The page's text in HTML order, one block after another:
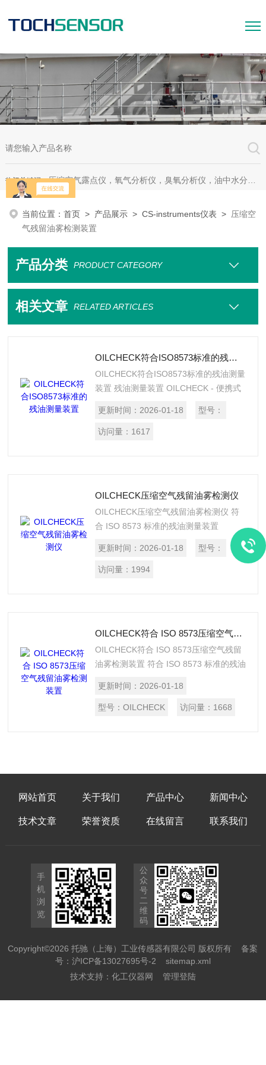
热门关键词：压缩空气露点仪，氧气分析仪，臭氧分析仪，油中水分析仪，超声波测漏仪。
当前位置：首页 > 产品展示 >CS-instruments仪表 > 压缩空
气残留油雾检测装置
产品分类 PRODUCT CATEGORY
相关文章 RELATED ARTICLES
OILCHECK符合ISO8573标准的残油测量装置
OILCHECK符合ISO8573标准的残油测量
装置 残油测量装置 OILCHECK - 便携式
OILCHECK 残油传感器 OILCHECK 测量
压缩空气内蒸汽形态的油含量。通过取样
更新时间： 2026-01-18 型号：
访问量： 1617
OILCHECK压缩空气残留油雾检测仪
OILCHECK压缩空气残留油雾检测仪 符
合 ISO 8573 标准的残油测量装置
OILCHECK - 便携式解决方案 符合 ISO
8573 标准的便携式残油测量装置
OILCHECK 残油传感器 OILCHECK 测量
更新时间： 2026-01-18 型号：
访问量： 1994
OILCHECK符合 ISO 8573压缩空气残留油雾检测装置
OILCHECK符合 ISO 8573压缩空气残留
油雾检测装置 符合 ISO 8573 标准的残油
残油传感器 OILCHECK 测量压缩空气内
蒸汽形式的残油含量，有助于尽可能保持
更新时间： 2026-01-18
型号： OILCHECK 访问量： 1668
网站首页 关于我们 产品中心 新闻中心
技术文章 荣誉资质 在线留言 联系我们
手
机
浏
览
公
众
号
二
维
码
Copyright©2026 托驰（上海）工业传感器有限公司 版权所有备案
号：沪ICP备13027695号-2
sitemap.xml
技术支持： 化工仪器网 管理登陆